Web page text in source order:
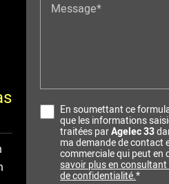
Message*
En soumettant ce
que les informations
traitées parAgelec 33
ma demande de contact
commerciale qui peut en
savoir plus en
de confidentialité.*